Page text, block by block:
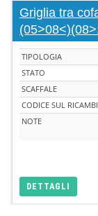
Griglia tra
TIPOLOGIA
STATO
SCAFFALE
CODICE SUL
NOTE
DETTAGLI